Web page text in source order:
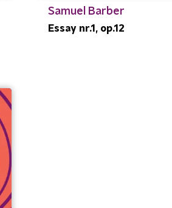
Samuel Barber
Essay nr.1, op.12